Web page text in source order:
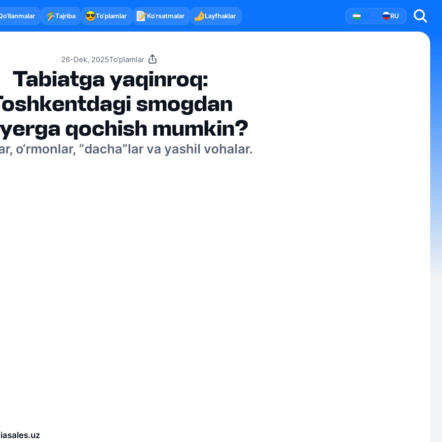
Tajriba To‘plamlar Ko‘rsatmalar Layfhaklar RU
26-Dek, 2025To‘plamlar
Tabiatga yaqinroq:
smogdan
qochish mumkin?
o‘rmonlar, “dacha”lar va yashil vohalar.